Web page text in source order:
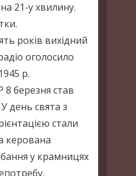
21-у хвилину.
років вихідний
оголосило
р.
8 березня став
день свята з
стали
керована
у крамницях